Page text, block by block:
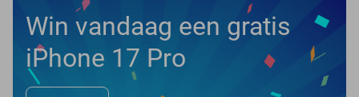
Win vandaag een gratis
iPhone 17 Pro